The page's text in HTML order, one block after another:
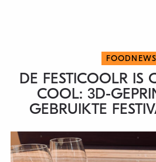
FOODNEWS
DE FESTICOOLR IS
COOL: 3D-
GEBRUIKTE